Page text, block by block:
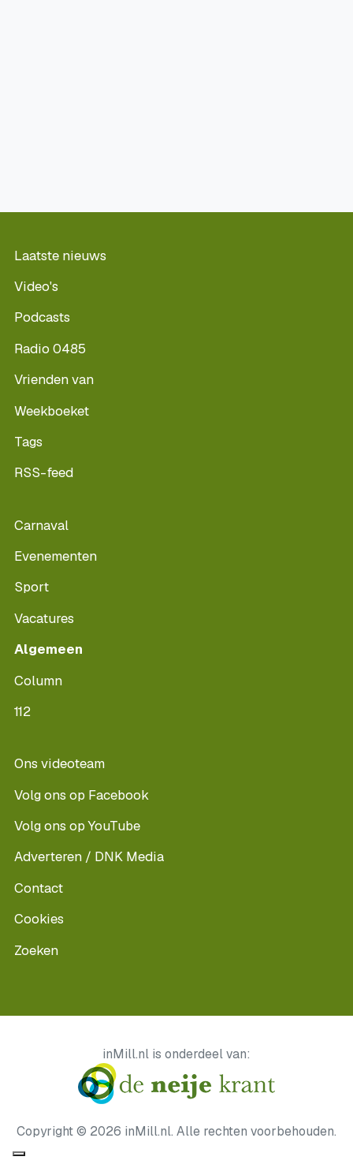
Laatste nieuws
Video's
Podcasts
Radio 0485
Vrienden van
Weekboeket
Tags
RSS-feed
Carnaval
Evenementen
Sport
Vacatures
Algemeen
Column
112
Ons videoteam
Volg ons op Facebook
Volg ons op YouTube
Adverteren / DNK Media
Contact
Cookies
Zoeken
inMill.nl is onderdeel van:
Copyright © 2026 inMill.nl. Alle rechten voorbehouden.